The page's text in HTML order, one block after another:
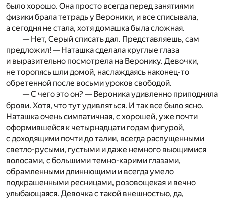
было хорошо. Она просто всегда перед занятиями
физики брала тетрадь у Вероники, и все списывала,
а сегодня не стала, хотя домашка была сложная.
— Нет, Серый списать дал. Представляешь, сам
предложил! — Наташка сделала круглые глаза
и выразительно посмотрела на Веронику. Девочки,
не торопясь шли домой, наслаждаясь наконец-то
обретенной после восьми уроков свободой.
— С чего это он? — Вероника удивленно приподняла
брови. Хотя, что тут удивляться. И так все было ясно.
Наташка очень симпатичная, с хорошей, уже почти
оформившейся к четырнадцати годам фигурой,
с доходящими почти до талии, всегда распущенными
светло-русыми, густыми и даже немного вьющимися
волосами, с большими темно-карими глазами,
обрамленными длиннющими и всегда умело
подкрашенными ресницами, розовощекая и вечно
улыбающаяся. Девочка с такой внешностью, да,